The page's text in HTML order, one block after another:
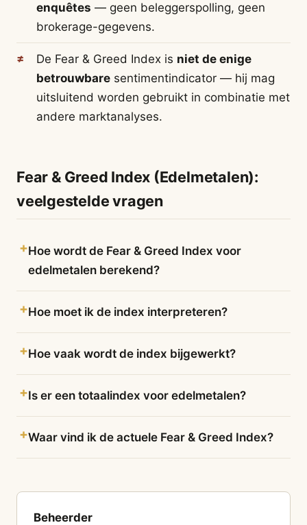
enquêtes — geen beleggerspolling, geen
brokerage-gegevens.
De Fear & Greed Index is niet de enige
betrouwbaresentimentindicator — hij mag
uitsluitend worden gebruikt in combinatie met
andere marktanalyses.
Fear & Greed Index (Edelmetalen):
veelgestelde vragen
Hoe wordt de Fear & Greed Index voor
edelmetalen berekend?
Hoe moet ik de index interpreteren?
Hoe vaak wordt de index bijgewerkt?
Is er een totaalindex voor edelmetalen?
Waar vind ik de actuele Fear & Greed Index?
Beheerder